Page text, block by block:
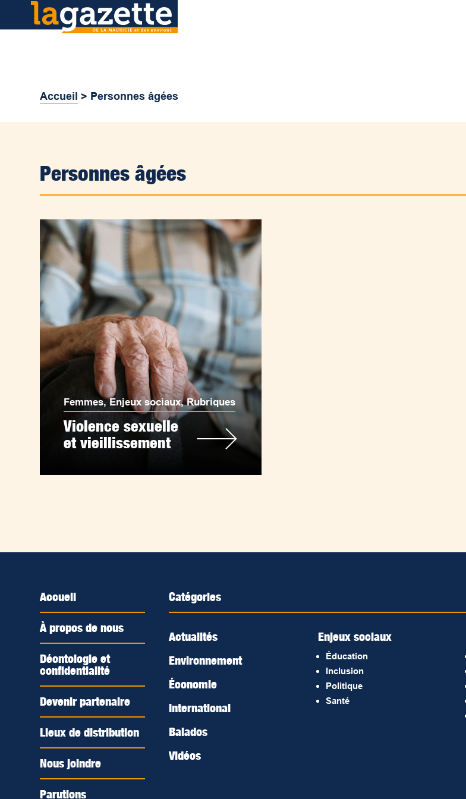
Accueil > Personnes âgées
Personnes âgées
Femmes,Enjeux sociaux,Rubriques
Violence sexuelle
et vieillissement
Accueil
À propos de nous
Déontologie et
confidentialité
Devenir partenaire
Lieux de distribution
Nous joindre
Parutions
Catégories
Actualités
Environnement
Économie
International
Balados
Vidéos
Enjeux sociaux
Éducation
Inclusion
Politique
Santé